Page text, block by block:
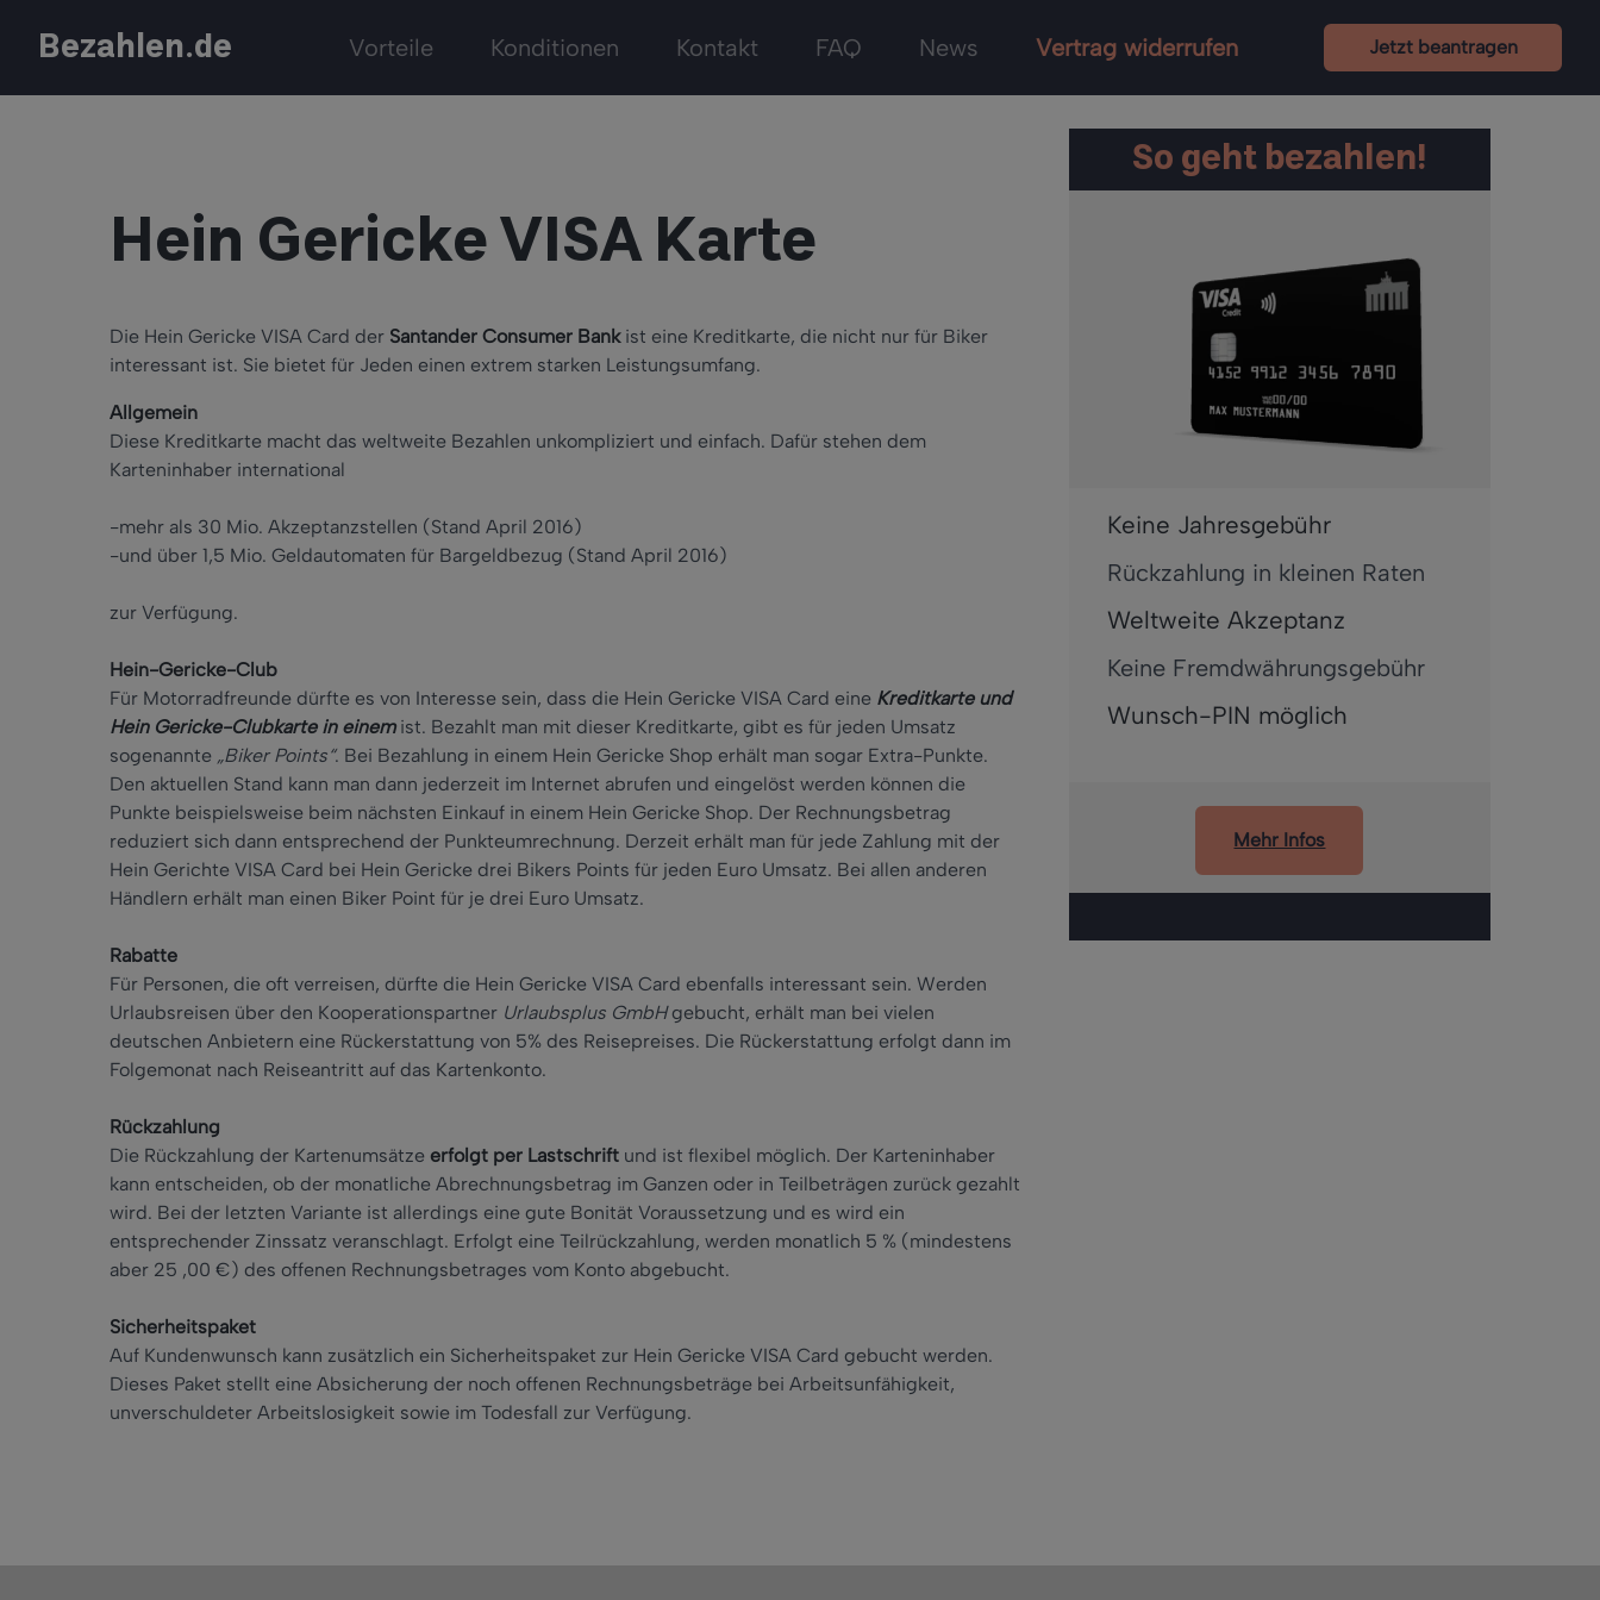
Bezahlen.de Vorteile Konditionen Kontakt FAQ News Vertrag widerrufen Jetzt beantragen
Hein Gericke VISA Karte
Die Hein Gericke VISA Card der Santander Consumer Bankist eine Kreditkarte, die nicht nur für Biker
interessant ist. Sie bietet für Jeden einen extrem starken Leistungsumfang.
Allgemein
Diese Kreditkarte macht das weltweite Bezahlen unkompliziert und einfach. Dafür stehen dem
Karteninhaber international
-mehr als 30 Mio. Akzeptanzstellen (Stand April 2016)
-und über 1,5 Mio. Geldautomaten für Bargeldbezug (Stand April 2016)
zur Verfügung.
Hein-Gericke-Club
Für Motorradfreunde dürfte es von Interesse sein, dass die Hein Gericke VISA Card eine Kreditkarte und
Hein Gericke-Clubkarte in einemist. Bezahlt man mit dieser Kreditkarte, gibt es für jeden Umsatz
sogenannte „Biker Points“. Bei Bezahlung in einem Hein Gericke Shop erhält man sogar Extra-Punkte.
Den aktuellen Stand kann man dann jederzeit im Internet abrufen und eingelöst werden können die
Punkte beispielsweise beim nächsten Einkauf in einem Hein Gericke Shop. Der Rechnungsbetrag
reduziert sich dann entsprechend der Punkteumrechnung. Derzeit erhält man für jede Zahlung mit der
Hein Gerichte VISA Card bei Hein Gericke drei Bikers Points für jeden Euro Umsatz. Bei allen anderen
Händlern erhält man einen Biker Point für je drei Euro Umsatz.
Rabatte
Für Personen, die oft verreisen, dürfte die Hein Gericke VISA Card ebenfalls interessant sein. Werden
Urlaubsreisen über den Kooperationspartner Urlaubsplus GmbHgebucht, erhält man bei vielen
deutschen Anbietern eine Rückerstattung von 5% des Reisepreises. Die Rückerstattung erfolgt dann im
Folgemonat nach Reiseantritt auf das Kartenkonto.
Rückzahlung
Die Rückzahlung der Kartenumsätze erfolgt per Lastschrift und ist flexibel möglich. Der Karteninhaber
kann entscheiden, ob der monatliche Abrechnungsbetrag im Ganzen oder in Teilbeträgen zurück gezahlt
wird. Bei der letzten Variante ist allerdings eine gute Bonität Voraussetzung und es wird ein
entsprechender Zinssatz veranschlagt. Erfolgt eine Teilrückzahlung, werden monatlich 5 % (mindestens
aber 25 ,00 €) des offenen Rechnungsbetrages vom Konto abgebucht.
Sicherheitspaket
Auf Kundenwunsch kann zusätzlich ein Sicherheitspaket zur Hein Gericke VISA Card gebucht werden.
Dieses Paket stellt eine Absicherung der noch offenen Rechnungsbeträge bei Arbeitsunfähigkeit,
unverschuldeter Arbeitslosigkeit sowie im Todesfall zur Verfügung.
So geht bezahlen!
Keine Jahresgebühr
Rückzahlung in kleinen Raten
Weltweite Akzeptanz
Keine Fremdwährungsgebühr
Wunsch-PIN möglich
Mehr Infos